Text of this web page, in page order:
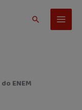
Pesquisar
ENEM